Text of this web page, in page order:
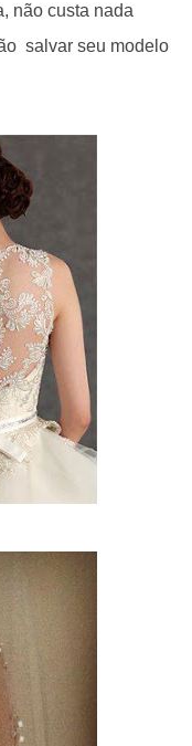
não custa nada
salvar seu modelo